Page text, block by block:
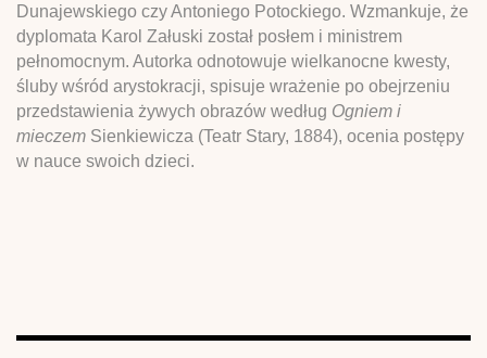
Dunajewskiego czy Antoniego Potockiego. Wzmankuje, że
dyplomata Karol Załuski został posłem i ministrem
pełnomocnym. Autorka odnotowuje wielkanocne kwesty,
śluby wśród arystokracji, spisuje wrażenie po obejrzeniu
przedstawienia żywych obrazów według Ogniem i
mieczem Sienkiewicza (Teatr Stary, 1884), ocenia postępy
w nauce swoich dzieci.